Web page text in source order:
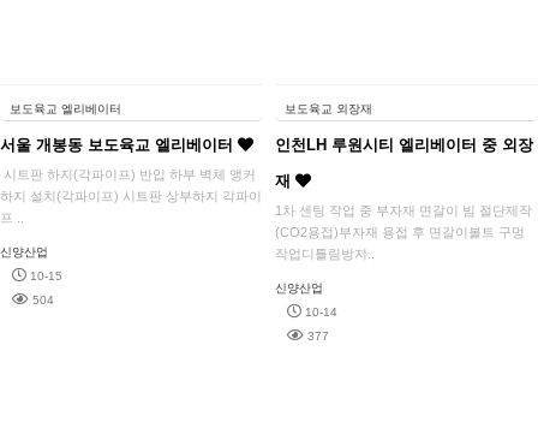
보도육교 엘리베이터
서울 개봉동 보도육교 엘리베이터
시트판 하지(각파이프) 반입 하부 벽체 앵커
하지 설치(각파이프) 시트판 상부하지 각파이
프 ..
신양산업
10-15
504
보도육교 외장재
인천LH 루원시티 엘리베이터 중 외장
재
1차 센팅 작업 중 부자재 면갈이 빔 절단제작
(CO2용접)부자재 용접 후 면갈이볼트 구멍
작업디틀림방지..
신양산업
10-14
377